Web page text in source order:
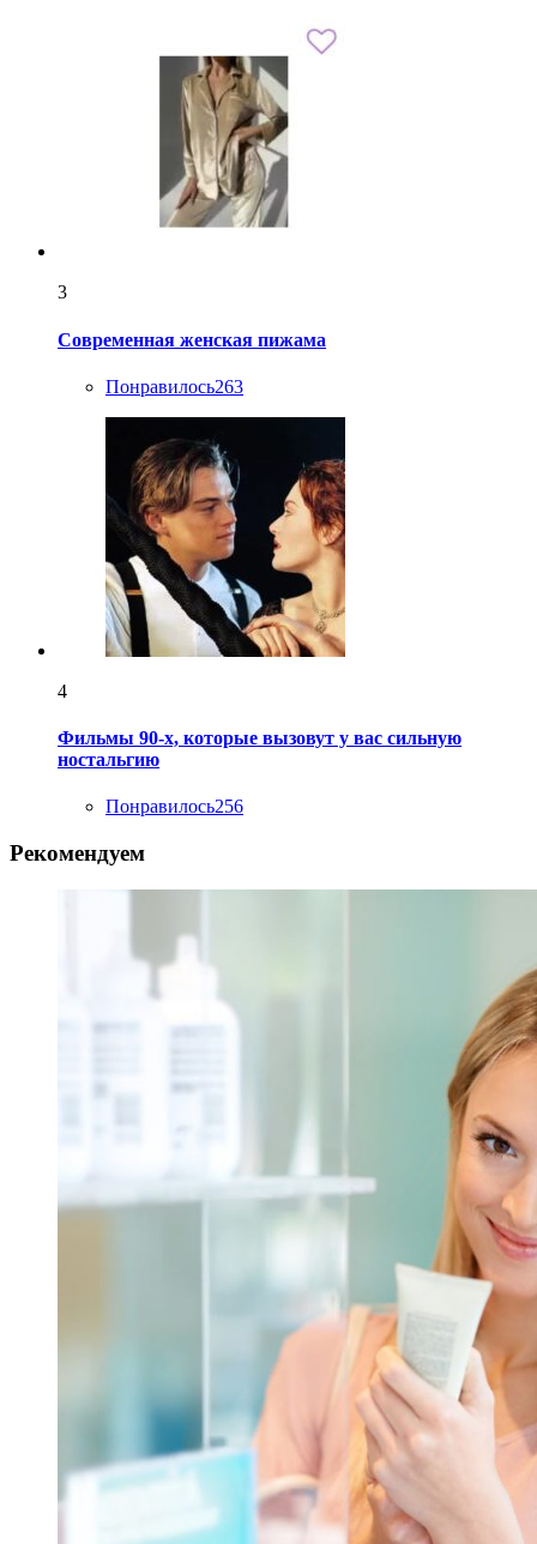
3
Современная женская пижама
Понравилось263
4
Фильмы 90-х, которые вызовут у вас сильную
ностальгию
Понравилось256
Рекомендуем